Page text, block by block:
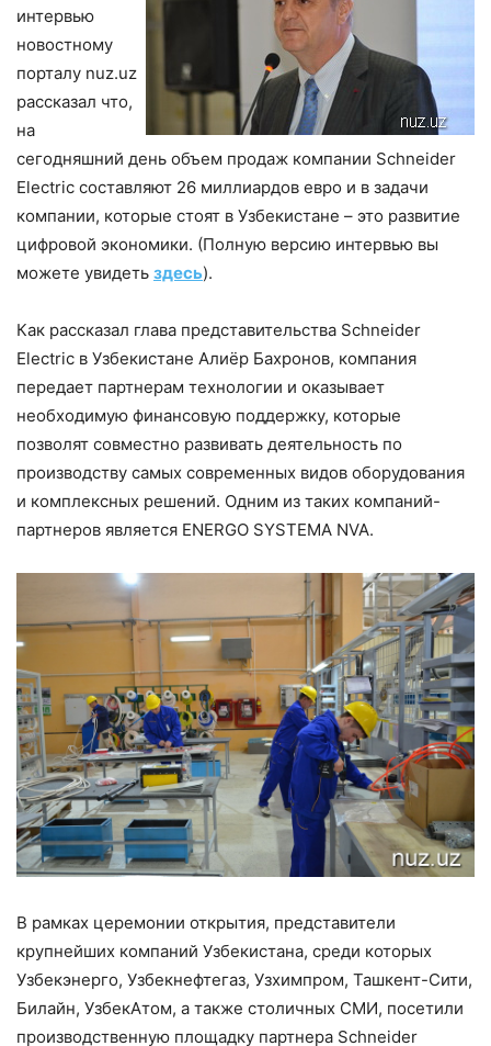
интервью
новостному
порталу nuz.uz
рассказал что,
на
сегодняшний день объем продаж компании Schneider
Electric составляют 26 миллиардов евро и в задачи
компании, которые стоят в Узбекистане – это развитие
цифровой экономики. (Полную версию интервью вы
можете увидеть здесь).
Как рассказал глава представительства Schneider
Electric в Узбекистане Алиёр Бахронов, компания
передает партнерам технологии и оказывает
необходимую финансовую поддержку, которые
позволят совместно развивать деятельность по
производству самых современных видов оборудования
и комплексных решений. Одним из таких компаний-
партнеров является ENERGO SYSTEMA NVA.
В рамках церемонии открытия, представители
крупнейших компаний Узбекистана, среди которых
Узбекэнерго, Узбекнефтегаз, Узхимпром, Ташкент-Сити,
Билайн, УзбекАтом, а также столичных СМИ, посетили
производственную площадку партнера Schneider